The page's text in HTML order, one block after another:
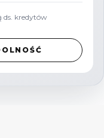
z
ds. kredytów